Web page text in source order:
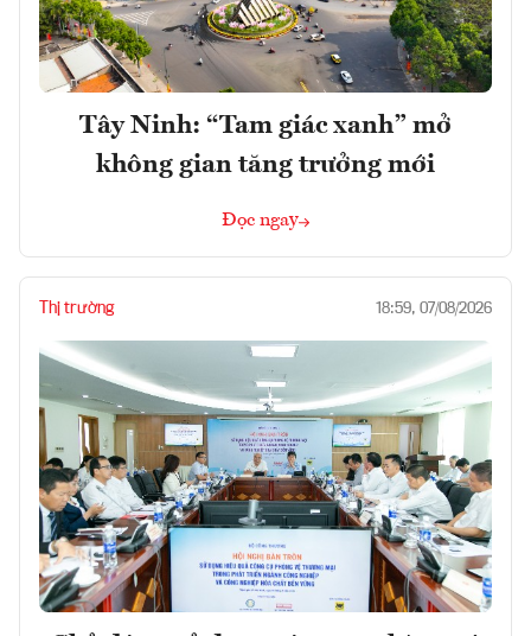
Tây Ninh: “Tam giác xanh” mở
không gian tăng trưởng mới
Đọc ngay
Thị trường 18:59, 07/08/2026